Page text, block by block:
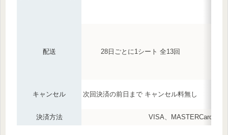
配送 28日ごとに1シート 全13回
キャンセル 次回決済の前日まで キャンセル料無し
決済方法 VISA、MASTERCard、